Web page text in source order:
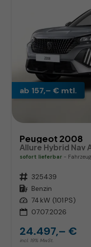
ab 157,– € mtl.
Peugeot 2008
Allure Hybrid Nav
sofort lieferbar
Fahrzeugnr. 325439
Kraftstoff Benzin
Leistung 74 kW (101 PS)
07.07.2026
24.497,– €
incl. 19% MwSt.